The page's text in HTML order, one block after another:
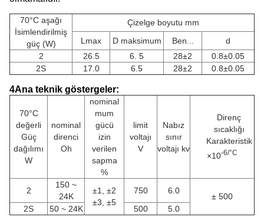
70°C aşağı
İsimlendirilmiş
güç (W)
Çizelge boyutu mm
Lmax
D maksimum Ben...
d
2
26.5 6. 5 28±2
0.8±0.05
2S
17.0 6.5 28±2 0.8±0.05
4Ana teknik göstergeler:
70°C
değerli
Güç
dağılımı
W
nominal
direnci
Oh
nominal
mum
gücü
izin
verilen
sapma
%
limit
voltajı
V
Nabız
sınır
voltajı kv
Direnç
sıcaklığı
Karakteristik
×10-6/°C
2
150 ~
24K
±1, ±2
±3, ±5
750 6.0
± 500
2S
50 ~ 24K 500 5.0